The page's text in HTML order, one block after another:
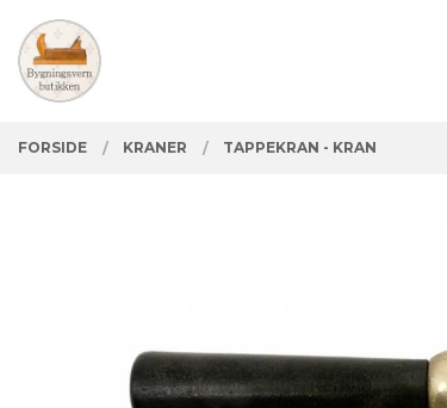
innholdet
PRODUKTER
Lukk
FORSIDE KRANER TAPPEKRAN - KRAN